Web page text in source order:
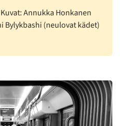
Annukka Honkanen
Bylykbashi (neulovat kädet)